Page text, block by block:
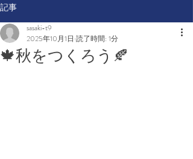
記事
🍁秋をつくろう🍂
sasaki-t9
2025年10月1日 読了時間: 1分